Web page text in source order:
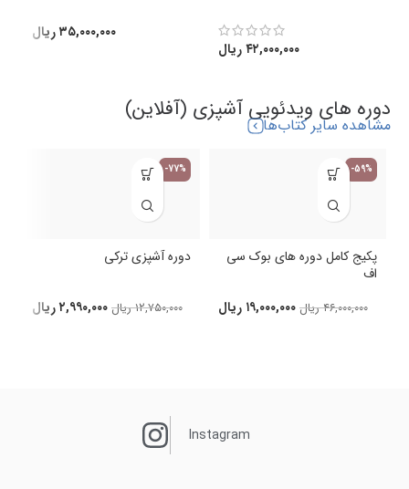
۴۲,۰۰۰,۰۰۰ریال
۳۵,۰۰۰,۰۰۰ریال
دوره های ویدئویی آشپزی (آفلاین)
مشاهده سایر کتاب‌ها
-59%
پکیج کامل دوره های بوک سی
اف
۴۶,۰۰۰,۰۰۰ ریال ۱۹,۰۰۰,۰۰۰ ریال
-77%
دوره آشپزی ترکی
۱۲,۷۵۰,۰۰۰ ریال ۲,۹۹۰,۰۰۰ریال
Instagram